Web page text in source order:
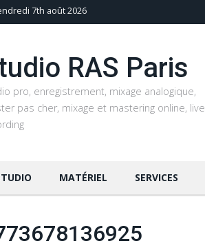
7th août 2026
RAS Paris
pro, enregistrement, mixage analogique,
pas cher, mixage et mastering online, live
MATÉRIEL SERVICES